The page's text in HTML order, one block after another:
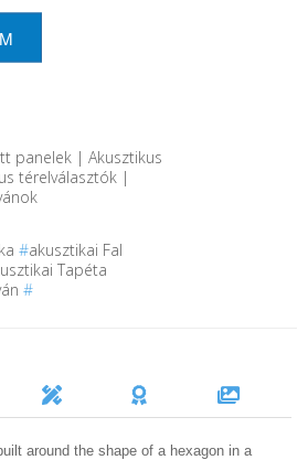
panelek | Akusztikus
térelválasztók |
#akusztikai Fal
Tapéta
#
around the shape of a hexagon in a